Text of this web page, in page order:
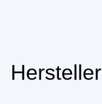
Hersteller